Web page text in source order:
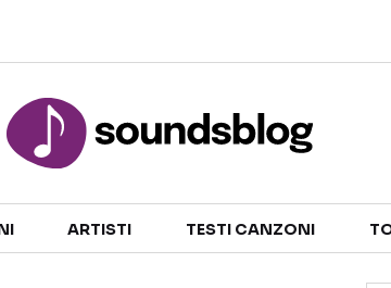
MUSICALI
TESTI CANZONI
ARTISTI TESTI CANZONI